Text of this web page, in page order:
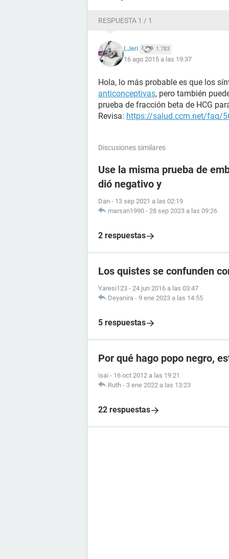
RESPUESTA 1 / 1
LJeri 1.783
16 ago 2015 a las 19:37
Hola, lo más probable es que los
anticonceptivas, pero también
prueba de fracción beta de HCG
Revisa: https://salud.ccm.net/faq/
Discusiones similares
Use la misma prueba de
dió negativo y
Dan - 13 sep 2021 a las 02:19
marsan1990 - 28 sep 2023 a las 09:26
2 respuestas
Los quistes se confunden
Yaresi123 - 24 jun 2016 a las 03:47
Deyanira - 9 ene 2023 a las 14:55
5 respuestas
Por qué hago popo negro,
isai - 16 oct 2012 a las 19:21
Ruth - 3 ene 2022 a las 13:23
22 respuestas